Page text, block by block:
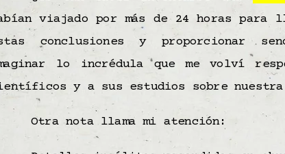
viajado por más de 24 horas
conclusiones y proporcionar
lo incrédula que me volví
y a sus estudios sobre nuestra
Otra nota llama mi atención: